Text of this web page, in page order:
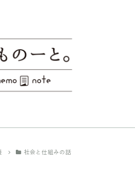
社会と仕組みの話